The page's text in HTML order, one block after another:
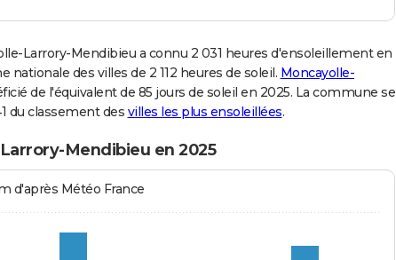
Larrory-Mendibieu a connu 2 031 heures d'ensoleillement en
nationale des villes de 2 112 heures de soleil. Moncayolle-
de l'équivalent de 85 jours de soleil en 2025. La commune se
du classement des villes les plus ensoleillées.
Mendibieu en 2025
d'après Météo France